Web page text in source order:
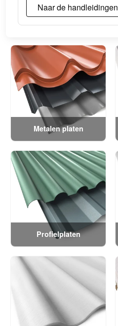
Naar de handleidingen
Metalen platen
Profielplaten